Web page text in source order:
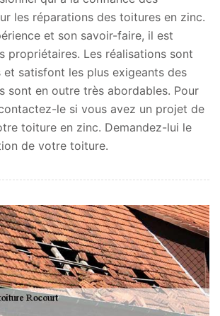
les réparations des toitures en zinc.
et son savoir-faire, il est
propriétaires. Les réalisations sont
et satisfont les plus exigeants des
sont en outre très abordables. Pour
le si vous avez un projet de
toiture en zinc. Demandez-lui le
de votre toiture.